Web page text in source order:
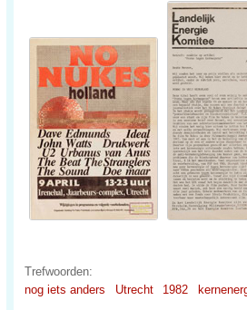
Trefwoorden:
nog iets anders
Utrecht 1982